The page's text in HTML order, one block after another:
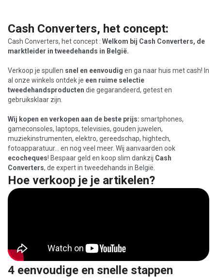
Cash Converters, het concept:
Cash Converters, het concept : Welkom bij Cash Converters, de
marktleider in tweedehands in België.
Verkoop je spullen snel en eenvoudig en ga naar huis met cash! In
al onze winkels ontdek je een ruime selectie
tweedehandsproducten die gegarandeerd, getest en
gebruiksklaar zijn.
Wij kopen en verkopen aan de beste prijs: smartphones,
gameconsoles, laptops, televisies, gouden juwelen,
muziekinstrumenten, elektro, gereedschap, hightech,
fotoapparatuur… en nog veel meer. Wij aanvaarden ook
ecocheques! Bespaar geld en koop slim dankzij Cash
Converters, de expert in tweedehands in België.
Hoe verkoop je je artikelen?
4 eenvoudige en snelle stappen